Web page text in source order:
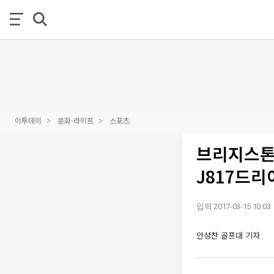
이투데이 문화·라이프 스포츠
브리지스
J817드리
입력 2017-03-15 10:03
안성찬 골프대 기자